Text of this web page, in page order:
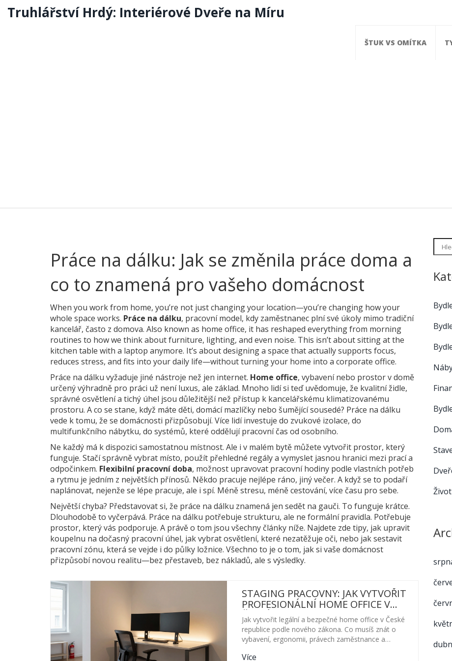
Truhlářství Hrdý: Interiérové Dveře na Míru
ŠTUK VS OMÍTKA
Práce na dálku: Jak se změnila práce doma a
co to znamená pro vašeho domácnost
When you work from home, you’re not just changing your location—you’re changing how your
whole space works. Práce na dálku, pracovní model, kdy zaměstnanec plní své úkoly mimo tradiční
kancelář, často z domova. Also known as home office, it has reshaped everything from morning
routines to how we think about furniture, lighting, and even noise. This isn’t about sitting at the
kitchen table with a laptop anymore. It’s about designing a space that actually supports focus,
reduces stress, and fits into your daily life—without turning your home into a corporate office.
Práce na dálku vyžaduje jiné nástroje než jen internet. Home office, vybavení nebo prostor v domě
určený výhradně pro práci už není luxus, ale základ. Mnoho lidí si teď uvědomuje, že kvalitní židle,
správné osvětlení a tichý úhel jsou důležitější než přístup k kancelářskému klimatizovanému
prostoru. A co se stane, když máte děti, domácí mazlíčky nebo šumějící sousedé? Práce na dálku
vede k tomu, že se domácnosti přizpůsobují. Více lidí investuje do zvukové izolace, do
multifunkčního nábytku, do systémů, které oddělují pracovní čas od osobního.
Ne každý má k dispozici samostatnou místnost. Ale i v malém bytě můžete vytvořit prostor, který
funguje. Stačí správně vybrat místo, použít přehledné regály a vymyslet jasnou hranici mezi prací a
odpočinkem. Flexibilní pracovní doba, možnost upravovat pracovní hodiny podle vlastních potřeb
a rytmu je jedním z největších přínosů. Někdo pracuje nejlépe ráno, jiný večer. A když se to podaří
naplánovat, nejenže se lépe pracuje, ale i spí. Méně stresu, méně cestování, více času pro sebe.
Největší chyba? Představovat si, že práce na dálku znamená jen sedět na gauči. To funguje krátce.
Dlouhodobě to vyčerpává. Práce na dálku potřebuje strukturu, ale ne formální pravidla. Potřebuje
prostor, který vás podporuje. A právě o tom jsou všechny články níže. Najdete zde tipy, jak upravit
koupelnu na dočasný pracovní úhel, jak vybrat osvětlení, které nezatěžuje oči, nebo jak sestavit
pracovní zónu, která se vejde i do půlky ložnice. Všechno to je o tom, jak si vaše domácnost
přizpůsobí novou realitu—bez přestaveb, bez nákladů, ale s výsledky.
STAGING PRACOVNY: JAK VYTVOŘIT
PROFESIONÁLNÍ HOME OFFICE V
ČESKÉ REPUBLICE
Jak vytvořit legální a bezpečné home office v České
republice podle nového zákona. Co musíš znát o
vybavení, ergonomii, právech zaměstnance a
Více